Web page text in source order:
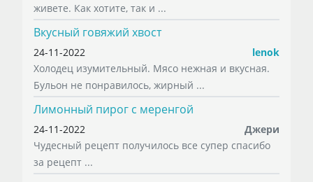
живете. Как хотите, так и ...
Вкусный говяжий хвост
24-11-2022
lenok
Холодец изумительный. Мясо нежная и вкусная.
Бульон не понравилось, жирный ...
Лимонный пирог с меренгой
24-11-2022
Джери
Чудесный рецепт получилось все супер спасибо
за рецепт ...